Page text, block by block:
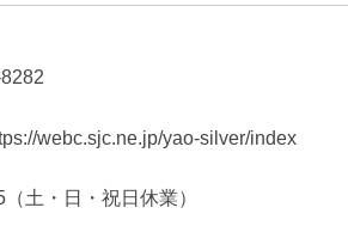
webc.sjc.ne.jp/yao-silver/index
土・日・祝日休業）